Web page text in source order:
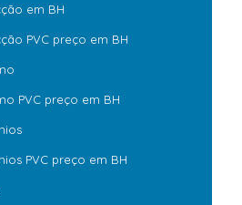
em BH
PVC preço em BH
PVC preço em BH
PVC preço em BH